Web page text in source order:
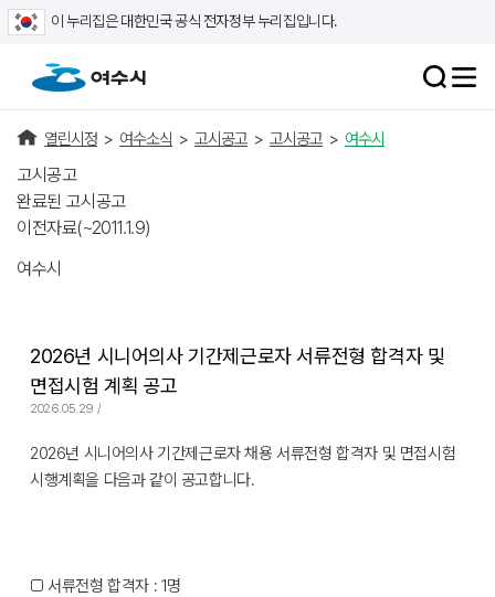
이 누리집은 대한민국 공식 전자정부 누리집입니다.
열린시정 > 여수소식 > 고시공고 > 고시공고 > 여수시
고시공고
완료된 고시공고
이전자료(~2011.1.9)
여수시
2026년 시니어의사 기간제근로자 서류전형 합격자 및
면접시험 계획 공고
2026.05.29 /
2026년 시니어의사 기간제근로자 채용 서류전형 합격자 및 면접시험
시행계획을 다음과 같이 공고합니다.
□ 서류전형 합격자 : 1명